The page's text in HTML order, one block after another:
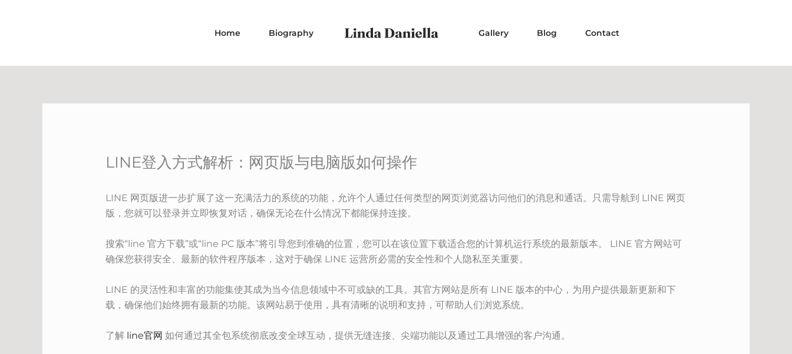
Home Biography Gallery Blog Contact
LINE登入方式解析：网页版与电脑版如何操作
LINE 网页版进一步扩展了这一充满活力的系统的功能，允许个人通过任何类型的网页浏览器访问他们的消息和通话。只需导航到 LINE 网页
版，您就可以登录并立即恢复对话，确保无论在什么情况下都能保持连接。
搜索“line 官方下载”或“line PC 版本”将引导您到准确的位置，您可以在该位置下载适合您的计算机运行系统的最新版本。 LINE 官方网站可
确保您获得安全、最新的软件程序版本，这对于确保 LINE 运营所必需的安全性和个人隐私至关重要。
LINE 的灵活性和丰富的功能集使其成为当今信息领域中不可或缺的工具。其官方网站是所有 LINE 版本的中心，为用户提供最新更新和下
载，确保他们始终拥有最新的功能。该网站易于使用，具有清晰的说明和支持，可帮助人们浏览系统。
了解 line官网 如何通过其全包系统彻底改变全球互动，提供无缝连接、尖端功能以及通过工具增强的客户沟通。